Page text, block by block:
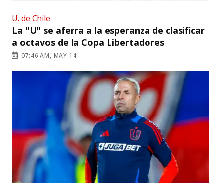
U. de Chile
La "U" se aferra a la esperanza de clasificar
a octavos de la Copa Libertadores
07:46 AM, MAY 14